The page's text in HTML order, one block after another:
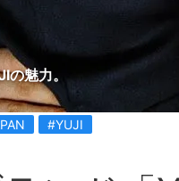
魅力。
#YUJI